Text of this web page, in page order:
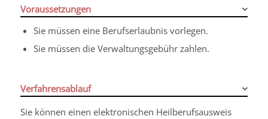
Voraussetzungen
Sie müssen eine Berufserlaubnis vorlegen.
Sie müssen die Verwaltungsgebühr zahlen.
Verfahrensablauf
Sie können einen elektronischen Heilberufsausweis